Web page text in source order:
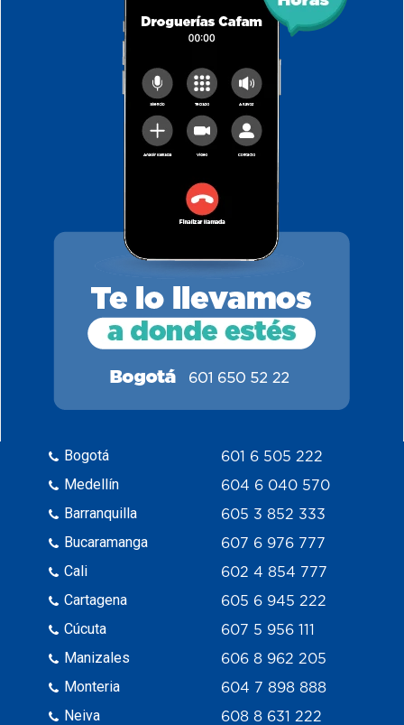
Bogotá
Medellín
Barranquilla
Bucaramanga
Cali
Cartagena
Cúcuta
Manizales
Monteria
Neiva
601 6 505 222
604 6 040 570
605 3 852 333
607 6 976 777
602 4 854 777
605 6 945 222
607 5 956 111
606 8 962 205
604 7 898 888
608 8 631 222